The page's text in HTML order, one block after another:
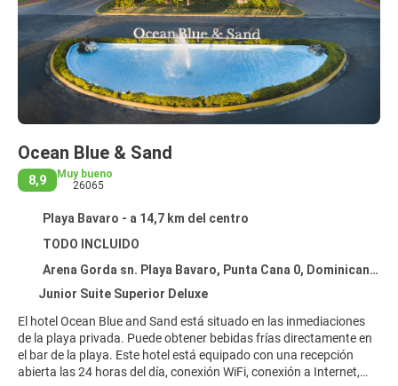
Ocean Blue & Sand
8,9
Muy bueno
26065
Playa Bavaro - a 14,7 km del centro
TODO INCLUIDO
Arena Gorda sn. Playa Bavaro, Punta Cana 0, Dominican Republic, Playa Bavaro
Junior Suite Superior Deluxe
El hotel Ocean Blue and Sand está situado en las inmediaciones
de la playa privada. Puede obtener bebidas frías directamente en
el bar de la playa. Este hotel está equipado con una recepción
abierta las 24 horas del día, conexión WiFi, conexión a Internet,